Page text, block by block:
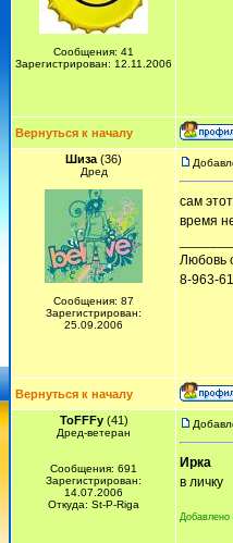
Сообщения: 41
Зарегистрирован: 12.11.2006
Вернуться к началу
Шиза (36)
Дред
Сообщения: 87
Зарегистрирован:
25.09.2006
сам
время
Любовь
8-963-
Вернуться к началу
ToFFFy(41)
Дред-ветеран
Сообщения: 691
Зарегистрирован:
14.07.2006
Откуда: St-P-Riga
Ирка
в личку
Добавлено